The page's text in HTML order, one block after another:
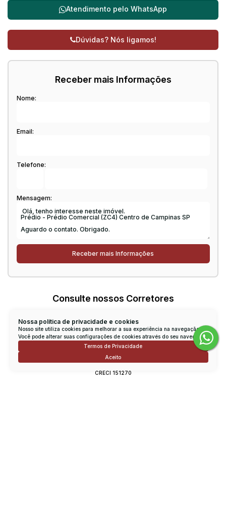
Nossa política de privacidade e cookies
Nosso site utiliza cookies para melhorar a sua experiência na navegação.
Você pode alterar suas configurações de cookies através do seu navegador.
Termos de Privacidade
Aceito
Atendimento pelo WhatsApp
Dúvidas? Nós ligamos!
Receber mais Informações
Nome:
Email:
Telefone:
Mensagem:
Consulte nossos Corretores
Rodrigo Viana
CRECI 151270